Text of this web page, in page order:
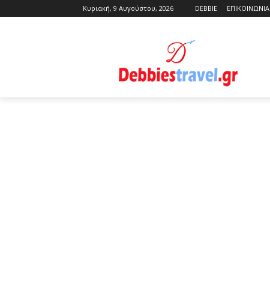
Κυριακή, 9 Αυγούστου, 2026 DEBBIE ΕΠΙΚΟΙΝΩΝΙΑ